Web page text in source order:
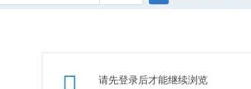
请先登录后才能继续浏览